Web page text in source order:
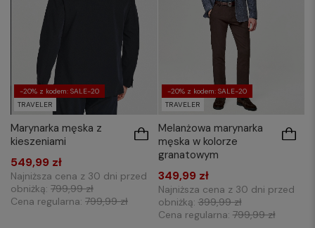
-20% z kodem: SALE-20
TRAVELER
Marynarka męska z
kieszeniami
549,99 zł
Najniższa cena z 30 dni przed
obniżką: 799,99 zł
Cena regularna: 799,99 zł
-20% z kodem: SALE-20
TRAVELER
Melanżowa marynarka
męska w kolorze
granatowym
349,99 zł
Najniższa cena z 30 dni przed
obniżką:399,99 zł
Cena regularna:799,99 zł
48 50 52 54